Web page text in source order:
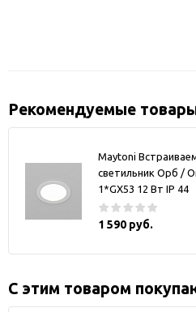
Рекомендуемые
Maytoni
светильник Орб /
1*GX53 12 Вт IP 44
1 590 руб.
С этим товаром